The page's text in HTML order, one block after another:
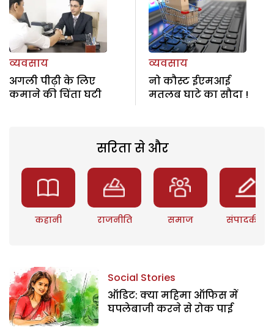
व्यवसाय
अगली पीढ़ी के लिए
कमाने की चिंता घटी
व्यवसाय
नो कौस्ट ईएमआई
मतलब घाटे का सौदा !
सरिता से और
कहानी राजनीति समाज संपादकीय
Social Stories
ऑडिट: क्या महिमा ऑफिस में
घपलेबाजी करने से रोक पाई